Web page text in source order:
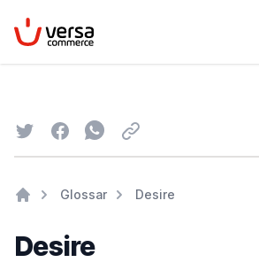
VersaCommerce
TwitterFacebookWhatsapp
Email
Glossar Desire
Desire